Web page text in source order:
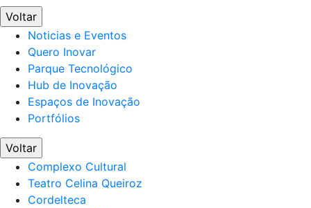
Voltar
Noticias e Eventos
Quero Inovar
Parque Tecnológico
Hub de Inovação
Espaços de Inovação
Portfólios
Voltar
Complexo Cultural
Teatro Celina Queiroz
Cordelteca